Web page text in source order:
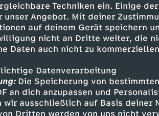
Techniken ein. Einige
Angebot. Mit deiner
auf deinem Gerät speichern
nicht an Dritte weiter, die
Daten auch nicht zu
Datenverarbeitung
Die Speicherung von
an dich anzupassen und
ausschließlich auf Basis deiner
Dritten werden von uns nicht
dem Wetter.